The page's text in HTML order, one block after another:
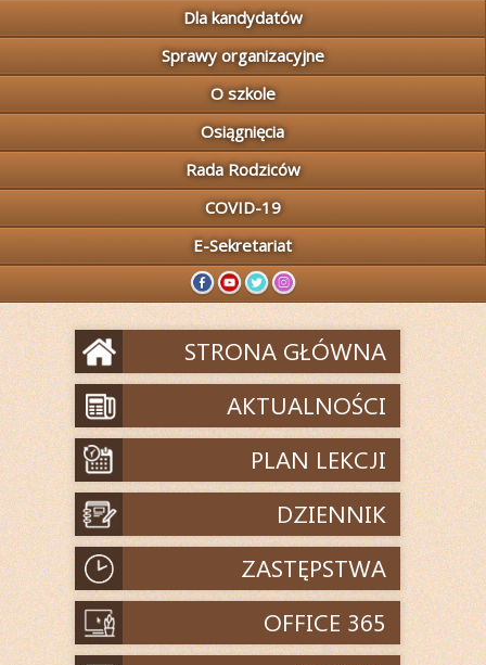
Dla kandydatów
Sprawy organizacyjne
O szkole
Osiągnięcia
Rada Rodziców
COVID-19
E-Sekretariat